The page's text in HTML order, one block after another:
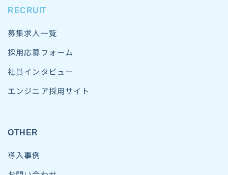
RECRUIT
募集求人一覧
採用応募フォーム
社員インタビュー
エンジニア採用サイト
OTHER
導入事例